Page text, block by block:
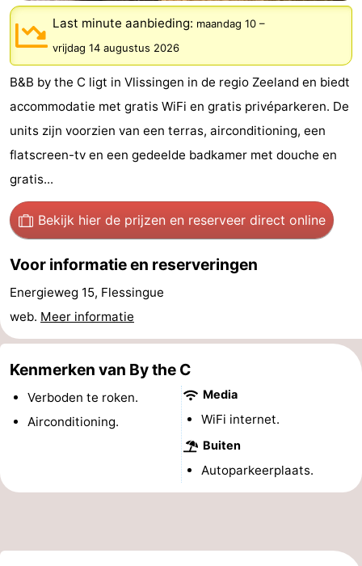
Vakantiehuizen
Duinzicht
Galgewei
-
Noordzee
Resort
Vlissingen
Strandpark
Zeeland
Vebenabos
-
Westduin
Last
minutes
Strand
Zien
doen
-
Monumenten
-
Last minute aanbieding: maandag 10 –
vrijdag 14 augustus 2026
B&B by the C ligt in Vlissingen in de regio Zeeland en biedt
accommodatie met gratis WiFi en gratis privéparkeren. De
units zijn voorzien van een terras, airconditioning, een
flatscreen-tv en een gedeelde badkamer met douche en
gratis...
Bekijk hier de prijzen en reserveer direct online
Voor informatie en reserveringen
Energieweg 15, Flessingue
web. Meer informatie
Kenmerken van By the C
Verboden te roken.
Airconditioning.
Media
WiFi internet.
Buiten
Autoparkeerplaats.